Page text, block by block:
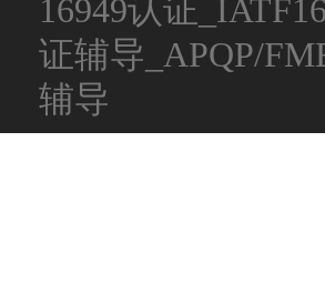
16949认证
证辅导_APQP/
辅导